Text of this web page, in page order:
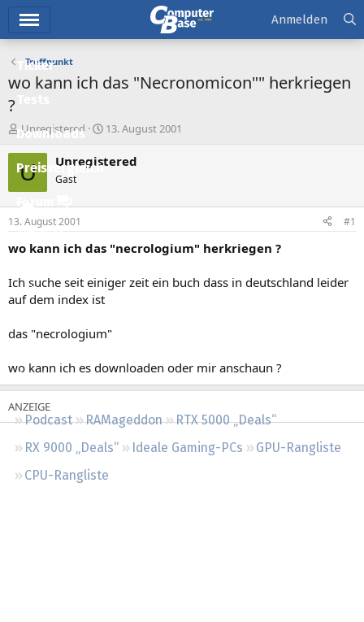
Ticker
Downloads
Preisvergleich
Forum
Aktuelles
Neue Beiträge
Regeln
Podcast RAMageddon
RTX 5000 „Deals“
RX 9000 „Deals“
Ideale Gaming-PCs
GPU-Rangliste
CPU-Rangliste
Anmelden
Treffpunkt
wo kann ich das "Necronomicon"" herkriegen
?
E
r
s
t
e
r
Unregistered
E
s
t
a
13. August 2001
U Unregistered
Gast
13. August 2001 #1
wo kann ich das "necrologium" herkriegen ?
Ich suche seit einiger zeit ein buch dass in deutschland leider
auf dem index ist
das "necrologium"
wo kann ich es downloaden oder mir anschaun ?